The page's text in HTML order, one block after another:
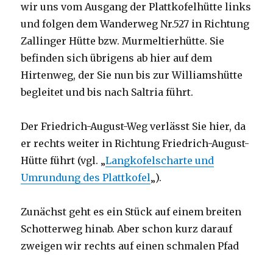
wir uns vom Ausgang der Plattkofelhütte links
und folgen dem Wanderweg Nr.527 in Richtung
Zallinger Hütte bzw. Murmeltierhütte. Sie
befinden sich übrigens ab hier auf dem
Hirtenweg, der Sie nun bis zur Williamshütte
begleitet und bis nach Saltria führt.
Der Friedrich-August-Weg verlässt Sie hier, da
er rechts weiter in Richtung Friedrich-August-
Hütte führt (vgl. „Langkofelscharte und
Umrundung des Plattkofel„).
Zunächst geht es ein Stück auf einem breiten
Schotterweg hinab. Aber schon kurz darauf
zweigen wir rechts auf einen schmalen Pfad